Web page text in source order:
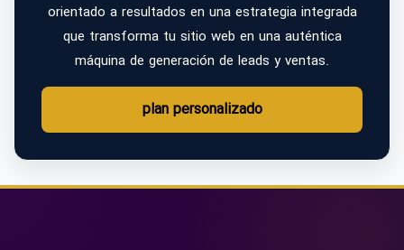
orientado a resultados en una estrategia integrada
que transforma tu sitio web en una auténtica
máquina de generación de leads y ventas.
plan personalizado